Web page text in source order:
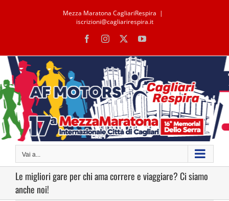
Mezza Maratona CagliariRespira |
iscrizioni@cagliarirespira.it
FacebookInstagram YouTube
Vai a...
Le migliori gare per chi ama correre e viaggiare? Ci siamo
anche noi!